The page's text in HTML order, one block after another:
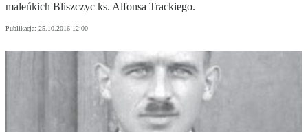
maleńkich Bliszczyc ks. Alfonsa Trackiego.
Publikacja: 25.10.2016 12:00